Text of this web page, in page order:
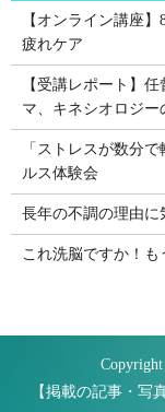
【オンライン講座
疲れケア
【受講レポート】
マ、キネシオロジー
「ストレスが数分
ルス体験会
長年の不調の理由に
これ洗脳ですか！も
Copyright
【掲載の記事・写